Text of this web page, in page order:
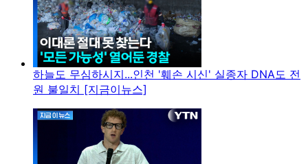
하늘도 무심하시지...인천 '훼손 시신' 실종자 DNA도 전
원 불일치 [지금이뉴스]